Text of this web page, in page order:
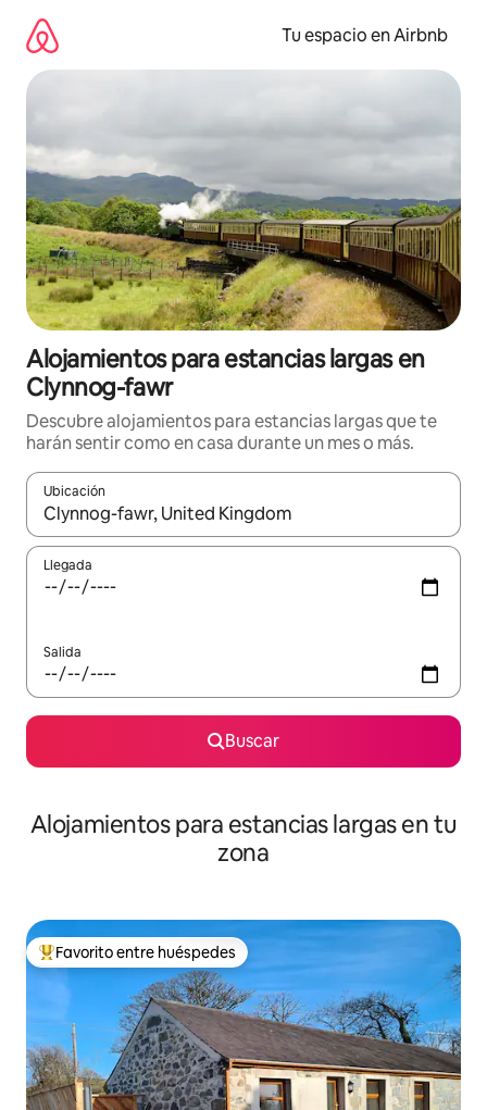
contenido
Tu espacio en Airbnb
Alojamientos para estancias largas en
Clynnog-fawr
Descubre alojamientos para estancias largas que te
harán sentir como en casa durante un mes o más.
Ubicación
Cuando los resultados estén disponibles, podrás navegar
Llegada
Salida
Buscar
Alojamientos para estancias largas en tu
zona
De los mejores en Favorito entre huéspedes
Favorito entre huéspedes